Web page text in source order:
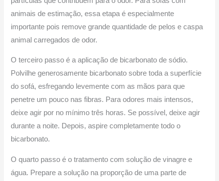
animais de estimação, essa etapa é especialmente
importante pois remove grande quantidade de pelos e caspa
animal carregados de odor.
O terceiro passo é a aplicação de bicarbonato de sódio.
Polvilhe generosamente bicarbonato sobre toda a superfície
do sofá, esfregando levemente com as mãos para que
penetre um pouco nas fibras. Para odores mais intensos,
deixe agir por no mínimo três horas. Se possível, deixe agir
durante a noite. Depois, aspire completamente todo o
bicarbonato.
O quarto passo é o tratamento com solução de vinagre e
água. Prepare a solução na proporção de uma parte de